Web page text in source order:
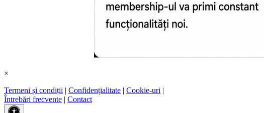
×
Termeni și condiții | Confidențialitate | Cookie-uri |
Întrebări frecvente | Contact